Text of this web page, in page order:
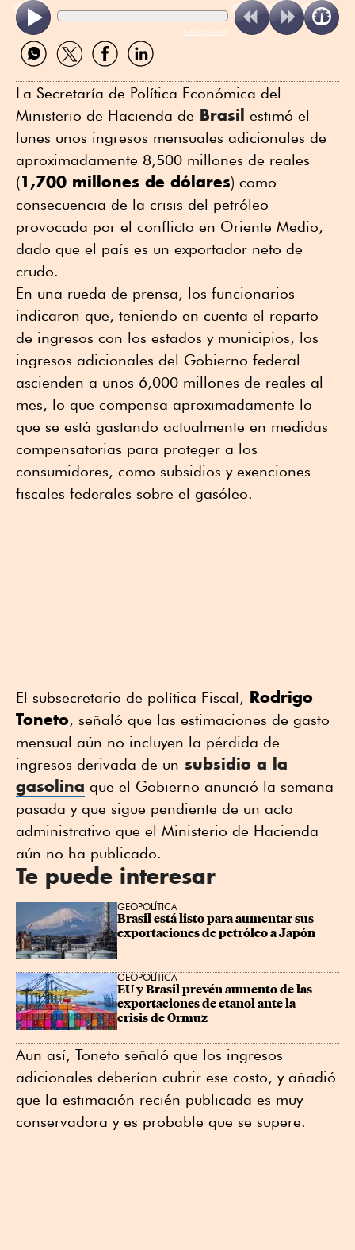
ReadSpeaker
Compartir
por
Compartir
por
Compartir
por
Compartir
por
La ⁠Secretaría de Política Económica del
Ministerio ⁠de Hacienda de Brasil estimó el
lunes unos ingresos mensuales adicionales de
aproximadamente 8,500 millones ⁠de reales
(1,700 millones de dólares) ⁠como
consecuencia de la crisis del petróleo
provocada por el conflicto en Oriente Medio,
dado que el país es un exportador neto de
crudo.
En una rueda de prensa, los funcionarios
indicaron que, teniendo en cuenta el reparto
de ingresos con los estados y municipios, los
ingresos adicionales del Gobierno federal
ascienden a unos 6,000 millones de reales al
mes, lo que compensa aproximadamente lo
que se está gastando actualmente en medidas
compensatorias para proteger a los
consumidores, como subsidios y exenciones
fiscales federales sobre el gasóleo.
El subsecretario de política Fiscal, Rodrigo
Toneto, señaló que las ⁠estimaciones de gasto
mensual ⁠aún no incluyen ⁠la pérdida de
ingresos derivada de un subsidio ⁠a la
gasolina que el Gobierno anunció la semana
pasada y que sigue pendiente de un acto
administrativo que el Ministerio de Hacienda
aún no ha publicado.
Te puede interesar
GEOPOLÍTICA
Brasil está listo para aumentar sus
exportaciones de petróleo a Japón
GEOPOLÍTICA
EU y Brasil prevén aumento de las
exportaciones de etanol ante la
crisis de Ormuz
Aun así, Toneto señaló que los ingresos
adicionales deberían cubrir ese costo, y añadió
que ⁠la estimación recién publicada es muy
conservadora y es probable que se supere.